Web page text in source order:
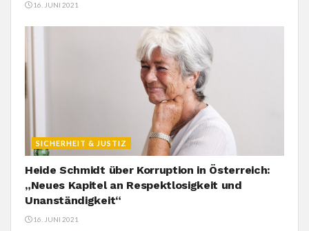
16. JUNI 2021
SICHERHEIT & JUSTIZ
Heide Schmidt über Korruption in Österreich:
„Neues Kapitel an Respektlosigkeit und
Unanständigkeit“
16. JUNI 2021